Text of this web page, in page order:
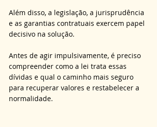
Além disso, a legislação, a jurisprudência
e as garantias contratuais exercem papel
decisivo na solução.
Antes de agir impulsivamente, é preciso
compreender como a lei trata essas
dívidas e qual o caminho mais seguro
para recuperar valores e restabelecer a
normalidade.